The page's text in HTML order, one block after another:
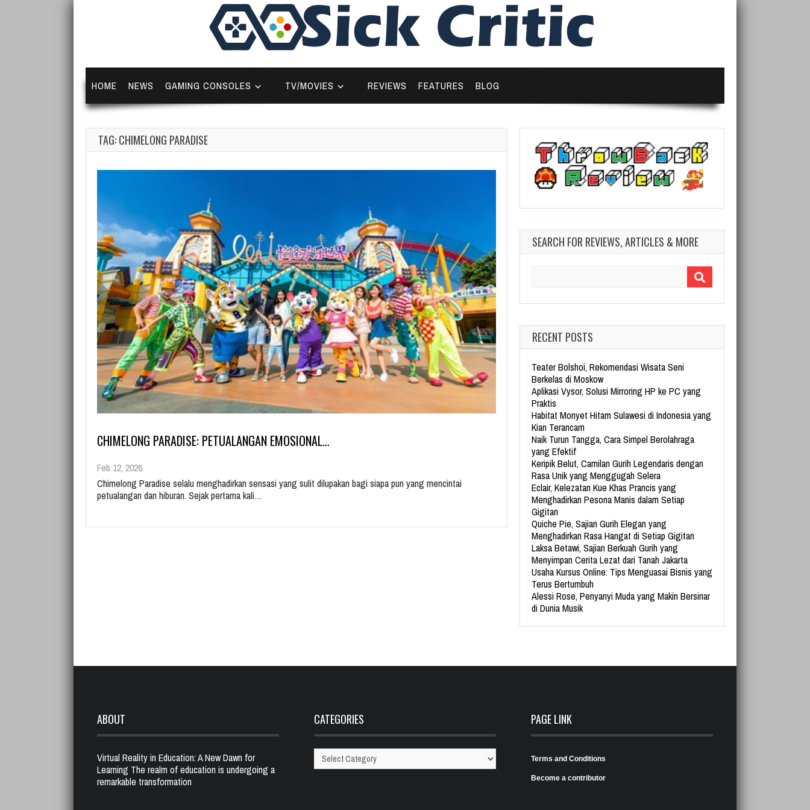
HOME NEWS GAMING CONSOLES TV/MOVIES REVIEWS FEATURES BLOG
TAG: CHIMELONG PARADISE
CHIMELONG PARADISE: PETUALANGAN EMOSIONAL…
Feb 12, 2026
Chimelong Paradise selalu menghadirkan sensasi yang sulit dilupakan bagi siapa pun yang mencintai
petualangan dan hiburan. Sejak pertama kali…
SEARCH FOR REVIEWS, ARTICLES & MORE
RECENT POSTS
Teater Bolshoi, Rekomendasi Wisata Seni
Berkelas di Moskow
Aplikasi Vysor, Solusi Mirroring HP ke PC yang
Praktis
Habitat Monyet Hitam Sulawesi di Indonesia yang
Kian Terancam
Naik Turun Tangga, Cara Simpel Berolahraga
yang Efektif
Keripik Belut, Camilan Gurih Legendaris dengan
Rasa Unik yang Menggugah Selera
Eclair, Kelezatan Kue Khas Prancis yang
Menghadirkan Pesona Manis dalam Setiap
Gigitan
Quiche Pie, Sajian Gurih Elegan yang
Menghadirkan Rasa Hangat di Setiap Gigitan
Laksa Betawi, Sajian Berkuah Gurih yang
Menyimpan Cerita Lezat dari Tanah Jakarta
Usaha Kursus Online: Tips Menguasai Bisnis yang
Terus Bertumbuh
Alessi Rose, Penyanyi Muda yang Makin Bersinar
di Dunia Musik
ABOUT
Virtual Reality in Education: A New Dawn for
Learning The realm of education is undergoing a
remarkable transformation
CATEGORIES
Categories
PAGE LINK
Terms and Conditions
Become a contributor